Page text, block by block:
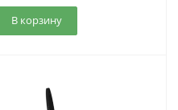
В корзину